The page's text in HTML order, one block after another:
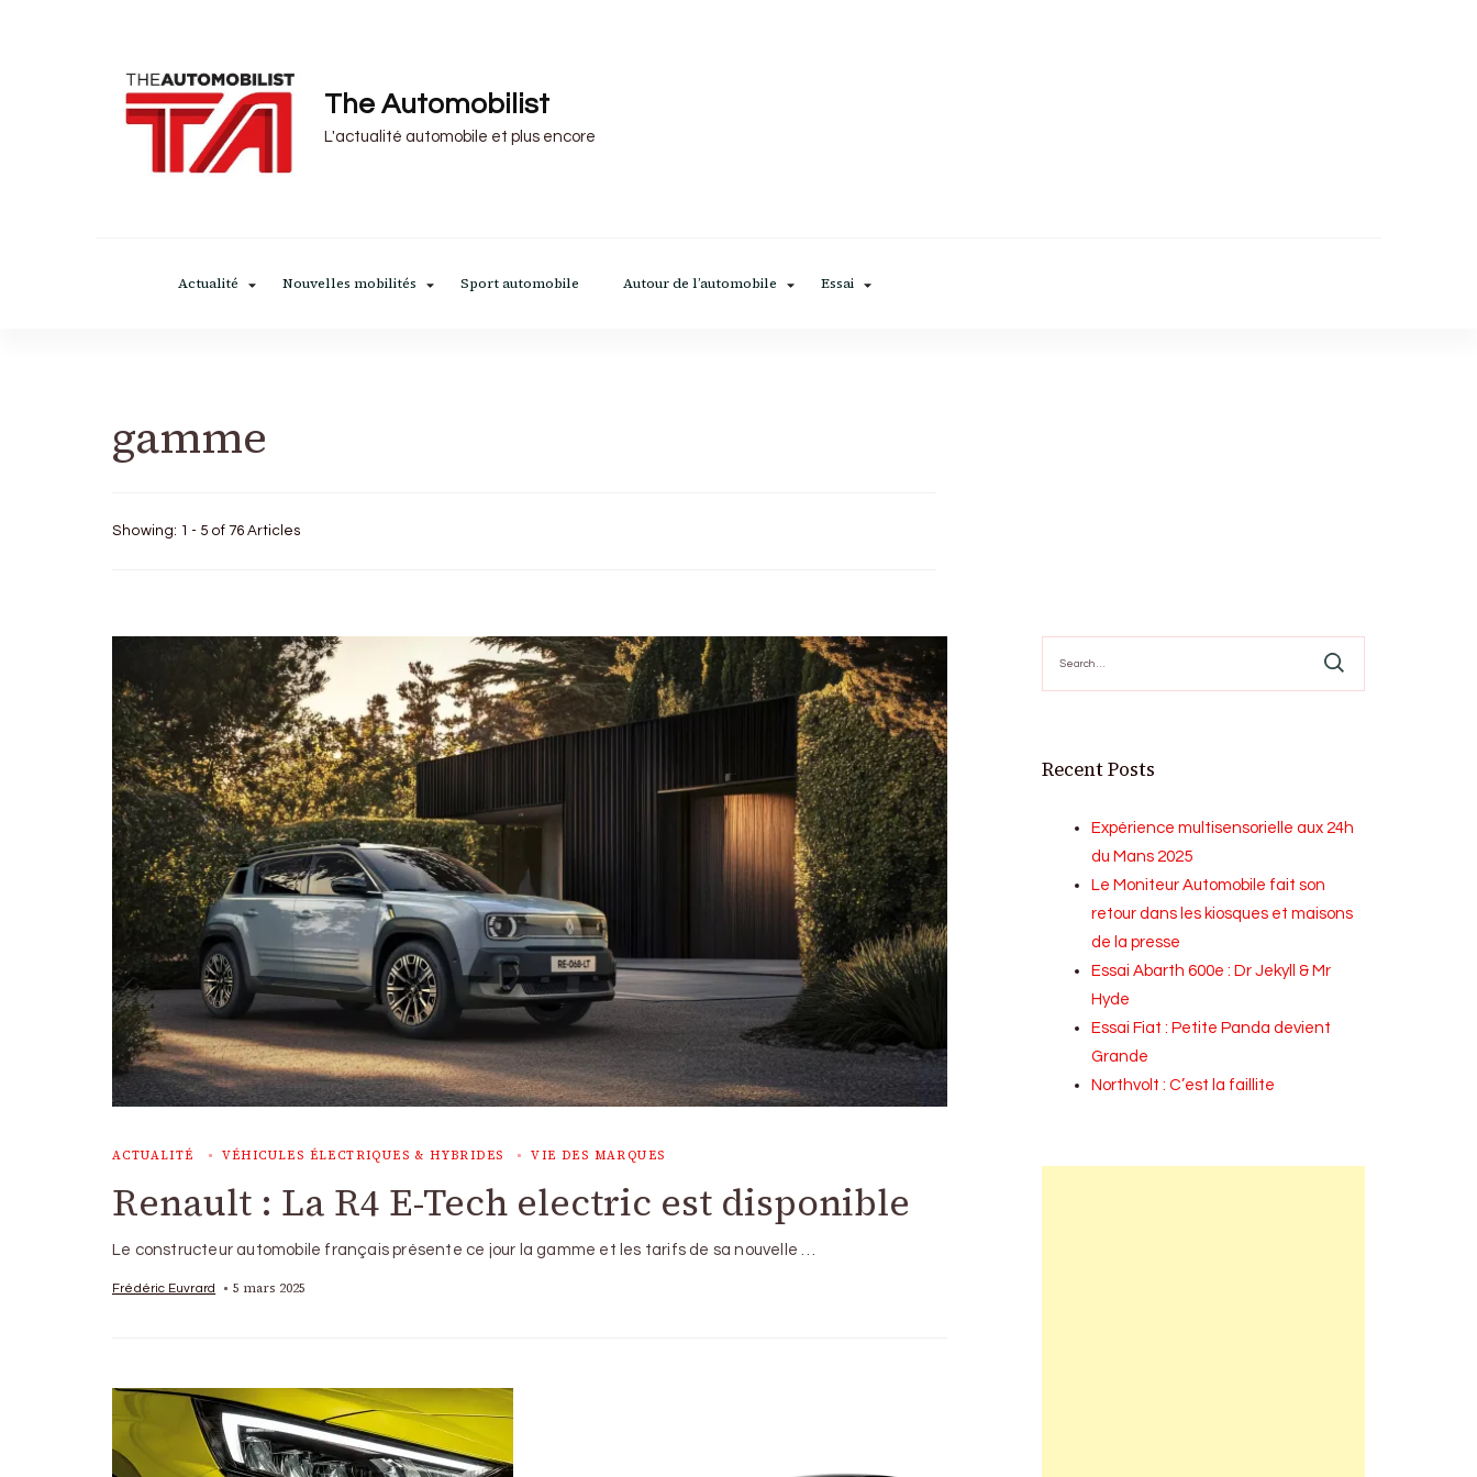
The Automobilist
L'actualité automobile et plus encore
Actualité Nouvelles mobilités Sport automobile Autour de l’automobile Essai
gamme
Showing: 1 - 5 of 76 Articles
ACTUALITÉ VÉHICULES ÉLECTRIQUES & HYBRIDES VIE DES MARQUES
Renault : La R4 E-Tech electric est disponible
Le constructeur automobile français présente ce jour la gamme et les tarifs de sa nouvelle …
Frédéric Euvrard 5 mars 2025
for:
Recent Posts
Expérience multisensorielle aux 24h
du Mans 2025
Le Moniteur Automobile fait son
retour dans les kiosques et maisons
de la presse
Essai Abarth 600e : Dr Jekyll & Mr
Hyde
Essai Fiat : Petite Panda devient
Grande
Northvolt : C’est la faillite